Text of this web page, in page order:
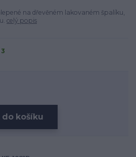
na dřevěném lakovaném špalíku,
celý popis
do košíku